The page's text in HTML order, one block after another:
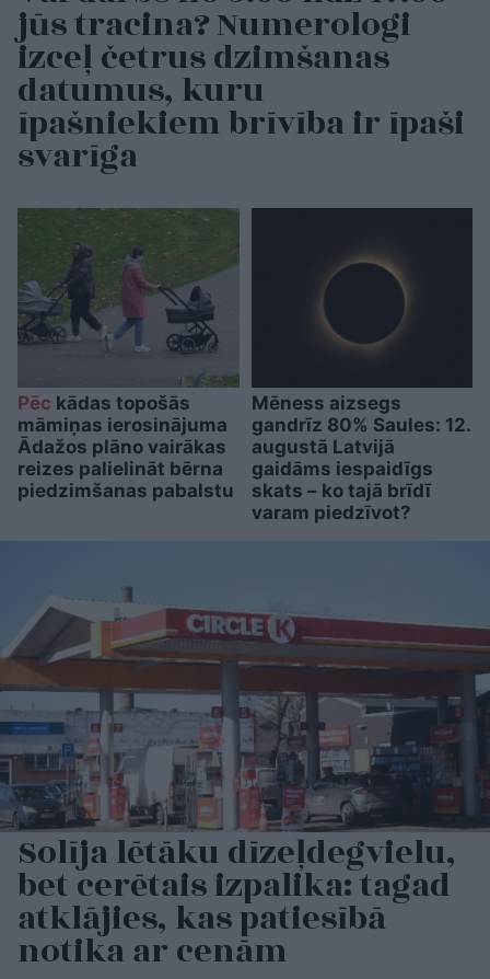
jūs tracina? Numerologi
izceļ četrus dzimšanas
datumus, kuru
īpašniekiem brīvība ir īpaši
svarīga
Pēc kādas topošās
māmiņas ierosinājuma
Ādažos plāno vairākas
reizes palielināt bērna
piedzimšanas pabalstu
Mēness aizsegs
gandrīz 80% Saules: 12.
augustā Latvijā
gaidāms iespaidīgs
skats – ko tajā brīdī
varam piedzīvot?
Solīja lētāku dīzeļdegvielu,
bet cerētais izpalika: tagad
atklājies, kas patiesībā
notika ar cenām